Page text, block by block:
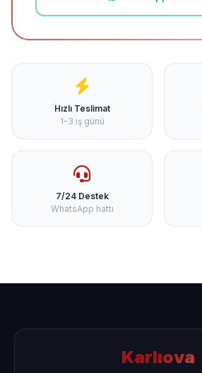
Hızlı Teslimat
1-3 iş günü
7/24 Destek
WhatsApp hattı
Karlıova